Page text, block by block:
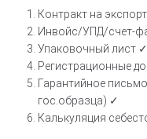
Контракт на
Инвойс/УПД/счет-
Упаковочный лист ✓
Регистрационные
Гарантийное
гос.образца) ✓
Калькуляция